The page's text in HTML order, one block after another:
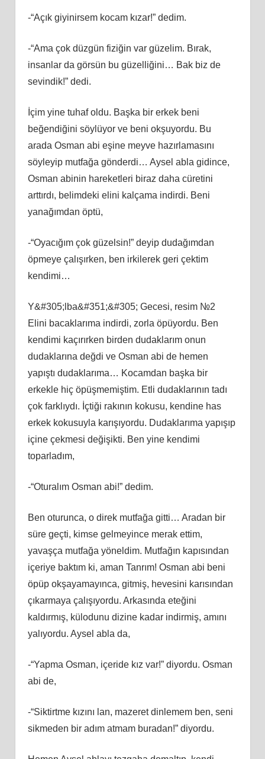
-“Açık giyinirsem kocam kızar!” dedim.
-“Ama çok düzgün fiziğin var güzelim. Bırak,
insanlar da görsün bu güzelliğini… Bak biz de
sevindik!” dedi.
İçim yine tuhaf oldu. Başka bir erkek beni
beğendiğini söylüyor ve beni okşuyordu. Bu
arada Osman abi eşine meyve hazırlamasını
söyleyip mutfağa gönderdi… Aysel abla gidince,
Osman abinin hareketleri biraz daha cüretini
arttırdı, belimdeki elini kalçama indirdi. Beni
yanağımdan öptü,
-“Oyacığım çok güzelsin!” deyip dudağımdan
öpmeye çalışırken, ben irkilerek geri çektim
kendimi…
Y&#305;lba&#351;&#305; Gecesi, resim №2
Elini bacaklarıma indirdi, zorla öpüyordu. Ben
kendimi kaçırırken birden dudaklarım onun
dudaklarına değdi ve Osman abi de hemen
yapıştı dudaklarıma… Kocamdan başka bir
erkekle hiç öpüşmemiştim. Etli dudaklarının tadı
çok farklıydı. İçtiği rakının kokusu, kendine has
erkek kokusuyla karışıyordu. Dudaklarıma yapışıp
içine çekmesi değişikti. Ben yine kendimi
toparladım,
-“Oturalım Osman abi!” dedim.
Ben oturunca, o direk mutfağa gitti… Aradan bir
süre geçti, kimse gelmeyince merak ettim,
yavaşça mutfağa yöneldim. Mutfağın kapısından
içeriye baktım ki, aman Tanrım! Osman abi beni
öpüp okşayamayınca, gitmiş, hevesini karısından
çıkarmaya çalışıyordu. Arkasında eteğini
kaldırmış, külodunu dizine kadar indirmiş, amını
yalıyordu. Aysel abla da,
-“Yapma Osman, içeride kız var!” diyordu. Osman
abi de,
-“Siktirtme kızını lan, mazeret dinlemem ben, seni
sikmeden bir adım atmam buradan!” diyordu.